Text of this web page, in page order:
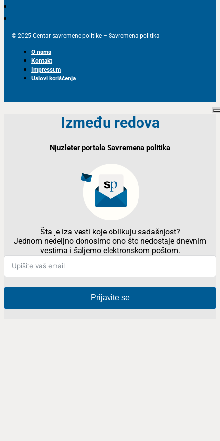
© 2025 Centar savremene politike – Savremena politika
O nama
Kontakt
Impressum
Uslovi korišćenja
Između redova
Njuzleter portala Savremena politika
Šta je iza vesti koje oblikuju sadašnjost?
Jednom nedeljno donosimo ono što nedostaje dnevnim
vestima i šaljemo elektronskom poštom.
Prijavite se